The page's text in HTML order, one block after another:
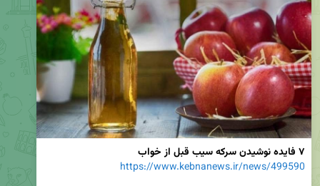
۷ فایده نوشیدن سرکه سیب قبل از خواب
https://www.kebnanews.ir/news/499590